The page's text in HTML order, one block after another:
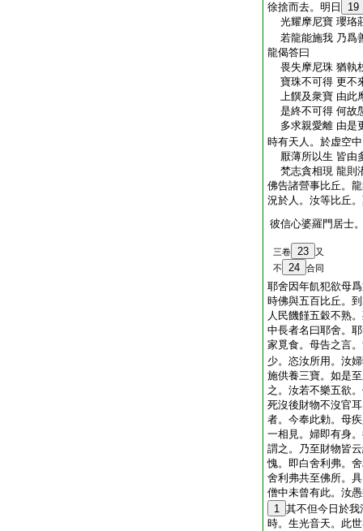
徐捨而去。明日
19
光耀摩尼寶 瓔珞
若龍能施我 乃爲
龍偈答曰
畏失摩尼珠 猶執
寶珠不可得 更不
上饌及衆寶 由此
是終不可得 何故
多求親愛離 由是
時有天人。於虚空
厭薄所以生 皆由
梵志貪相現 龍則
佛告諸營事比丘。
況於人。汝等比丘
彼信心婆羅門居士
三卷 23
又
不
24 合同
耶舍因年飢犯欲母
時佛與五百比丘。
人民饑饉五穀不熟
中長者名曰耶舍。
家覓食。母告之言
少。恣汝所用。汝
施供養三寶。如是
之。汝若不樂五欲
死沒後財物不沒官
者。今奉此勅。母
一相見。婦即有身
謂之。乃至財物皆
愧。即白舍利弗。
舍利弗共至佛所。
僧中未曾有此。汝
1 其不但今日於我
時。生光音天。此